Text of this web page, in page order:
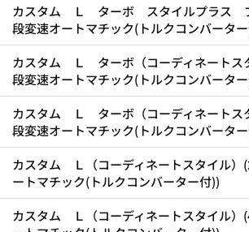
カスタム Ｌ ターボ スタイルプラス
段変速オートマチック(トルクコンバータ
カスタム Ｌ ターボ（コーディネートス
段変速オートマチック(トルクコンバータ
カスタム Ｌ ターボ（コーディネートス
段変速オートマチック(トルクコンバータ
カスタム Ｌ（コーディネートスタイル）
ートマチック(トルクコンバーター付))
カスタム Ｌ（コーディネートスタイル）